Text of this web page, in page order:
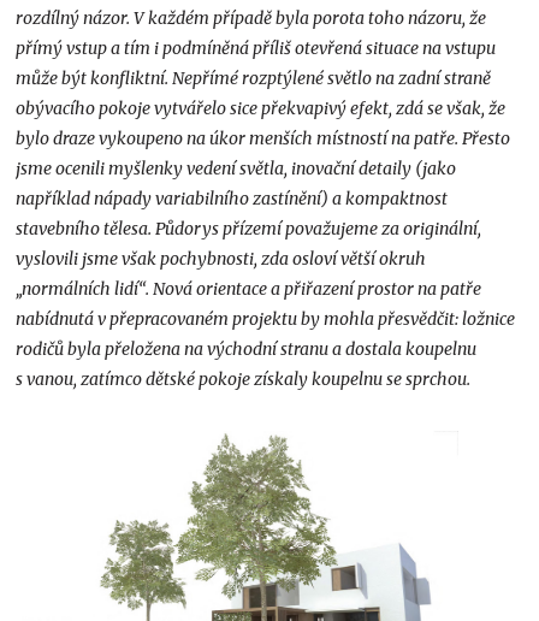
rozdílný názor. V každém případě byla porota toho názoru, že
přímý vstup a tím i podmíněná příliš otevřená situace na vstupu
může být konfliktní. Nepřímé rozptýlené světlo na zadní straně
obývacího pokoje vytvářelo sice překvapivý efekt, zdá se však, že
bylo draze vykoupeno na úkor menších místností na patře. Přesto
jsme ocenili myšlenky vedení světla, inovační detaily (jako
například nápady variabilního zastínění) a kompaktnost
stavebního tělesa. Půdorys přízemí považujeme za originální,
vyslovili jsme však pochybnosti, zda osloví větší okruh
„normálních lidí“. Nová orientace a přiřazení prostor na patře
nabídnutá v přepracovaném projektu by mohla přesvědčit: ložnice
rodičů byla přeložena na východní stranu a dostala koupelnu
s vanou, zatímco dětské pokoje získaly koupelnu se sprchou.